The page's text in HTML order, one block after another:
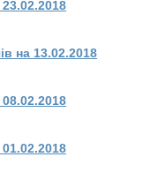
на 13.02.2018